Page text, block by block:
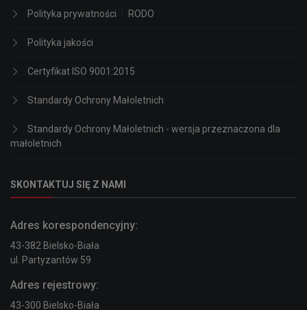
Polityka prywatności RODO
Polityka jakości
Certyfikat ISO 9001:2015
Standardy Ochrony Małoletnich
Standardy Ochrony Małoletnich - wersja przeznaczona dla
małoletnich
SKONTAKTUJ SIĘ Z NAMI
Adres korespondencyjny:
43-382 Bielsko-Biała
ul. Partyzantów 59
Adres rejestrowy:
43-300 Bielsko-Biała